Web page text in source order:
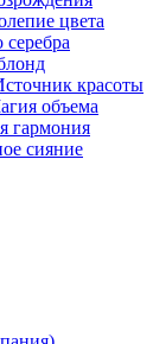
цвета
серебра
красоты
объема
гармония
сияние